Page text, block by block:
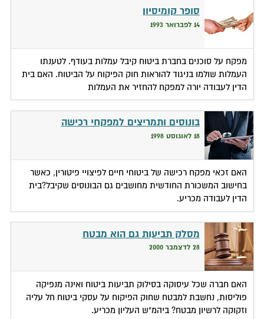
סופר קומיסיון
14 לפברואר 1993
מפקח על סוכנים בחברת ביטוח קיבל עמלות בעודף. לטענתו
העמלות שולמו בניגוד להוראות חוק הפיקוח על הביטוח. האם בית
הדין לעבודה יורה למפקח להחזיר את העמלות
בונוסים ותמריצים למפקחי רכישה
18 לאוגוסט 1998
האם זכאי מפקח רכישה של ביטוחי חיים לפיצויי פיטורין, כאשר
בחישוב המשכורת החודשית מחושבים גם הבונוסים שקיבל?בית
הדין לעבודה מכריע.
מסלק תביעות גם הוא מבטח
28 לדצמבר 2000
האם חברה שכל עיסוקה בסילוק תביעות ביטוח ואינה מנפיקה
פוליסות, נחשבת למבטח שחוק הפיקוח על עסקי ביטוח חל עליה
וזקוקה לרשיון מבטח? ביהמ"ש העליון מכריע.